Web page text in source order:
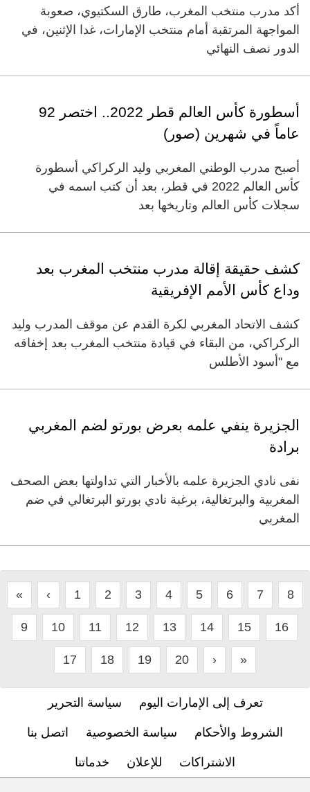
أكد مدرب منتخب المغرب، طارق السكتيوي، صعوبة
المواجهة المرتقبة أمام منتخب الإمارات، غدا الإثنين، في
الدور نصف النهائي
أسطورة كأس العالم قطر 2022.. اختصر 92
عاماً في شهرين (صور)
أصبح مدرب الوطني المغربي وليد الركراكي أسطورة
كأس العالم 2022 في قطر، بعد أن كتب اسمه في
سجلات كأس العالم وتاريخها بعد
كشف حقيقة إقالة مدرب منتخب المغرب بعد
وداع كأس الأمم الإفريقية
كشف الاتحاد المغربي لكرة القدم عن موقف المدرب وليد
الركراكي، من البقاء في قيادة منتخب المغرب بعد إخفاقه
مع "أسود الأطلس
الجزيرة ينفي علمه بعرض بورتو لضم المغربي
برادة
نفى نادي الجزيرة علمه بالأخبار التي تداولتها بعض الصحف
المغربية والبرتغالية، برغبة نادي بورتو البرتغالي في ضم
المغربي
« ‹ 1 2 3 4 5 6 7 8
9 10 11 12 13 14 15 16
17 18 19 20 › »
تعرف إلى الإمارات اليوم سياسة التحرير
الشروط والأحكام سياسة الخصوصية اتصل بنا
الاشتراكات للإعلان خدماتنا